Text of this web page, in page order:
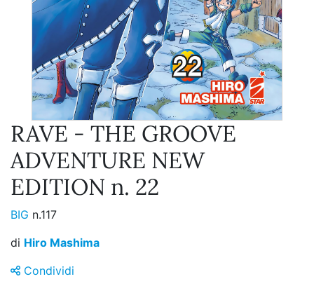
RAVE - THE GROOVE
ADVENTURE NEW
EDITION n. 22
BIG n.117
di Hiro Mashima
Condividi